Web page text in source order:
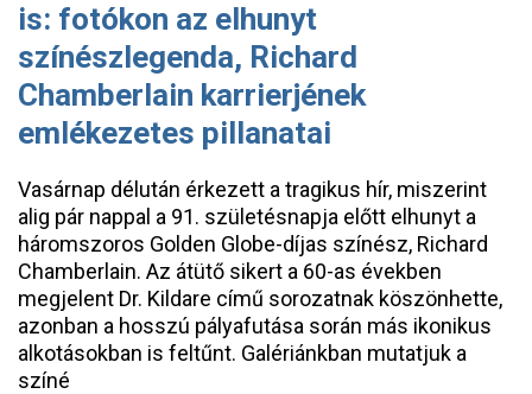
is: fotókon az elhunyt
színészlegenda, Richard
Chamberlain karrierjének
emlékezetes pillanatai
Vasárnap délután érkezett a tragikus hír, miszerint
alig pár nappal a 91. születésnapja előtt elhunyt a
háromszoros Golden Globe-díjas színész, Richard
Chamberlain. Az átütő sikert a 60-as években
megjelent Dr. Kildare című sorozatnak köszönhette,
azonban a hosszú pályafutása során más ikonikus
alkotásokban is feltűnt. Galériánkban mutatjuk a
színé